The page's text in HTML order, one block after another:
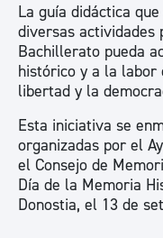
La guía didáctica
diversas actividades
Bachillerato pueda
histórico y a la labor
libertad y la
Esta iniciativa se
organizadas por el
el Consejo de
Día de la Memoria
Donostia, el 13 de